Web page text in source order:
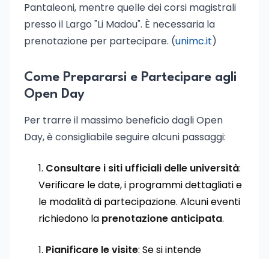
Pantaleoni, mentre quelle dei corsi magistrali
presso il Largo "Li Madou". È necessaria la
prenotazione per partecipare. (unimc.it)
Come Prepararsi e Partecipare agli
Open Day
Per trarre il massimo beneficio dagli Open
Day, è consigliabile seguire alcuni passaggi:
Consultare i siti ufficiali delle università:
Verificare le date, i programmi dettagliati e
le modalità di partecipazione. Alcuni eventi
richiedono la prenotazione anticipata.
Pianificare le visite: Se si intende